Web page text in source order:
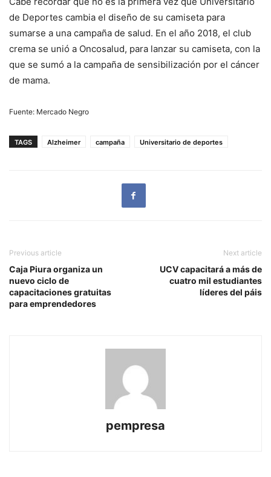
de Deportes cambia el diseño de su camiseta para
sumarse a una campaña de salud. En el año 2018, el club
crema se unió a Oncosalud, para lanzar su camiseta, con la
que se sumó a la campaña de sensibilización por el cáncer
de mama.
Fuente: Mercado Negro
TAGS Alzheimer campaña Universitario de deportes
Previous article
Caja Piura organiza un
nuevo ciclo de
capacitaciones gratuitas
para emprendedores
Next article
UCV capacitará a más de
cuatro mil estudiantes
líderes del páis
pempresa